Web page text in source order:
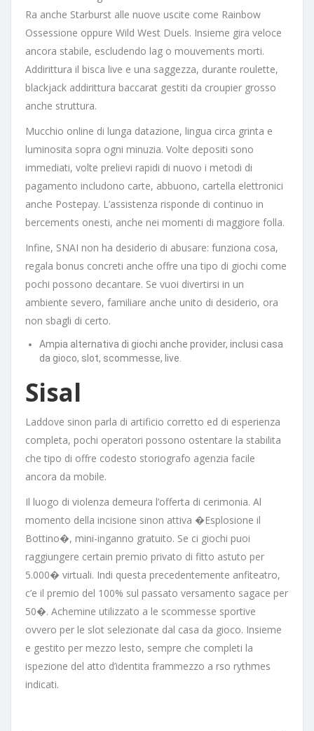
Ra anche Starburst alle nuove uscite come Rainbow
Ossessione oppure Wild West Duels. Insieme gira veloce
ancora stabile, escludendo lag o mouvements morti.
Addirittura il bisca live e una saggezza, durante roulette,
blackjack addirittura baccarat gestiti da croupier grosso
anche struttura.
Mucchio online di lunga datazione, lingua circa grinta e
luminosita sopra ogni minuzia. Volte depositi sono
immediati, volte prelievi rapidi di nuovo i metodi di
pagamento includono carte, abbuono, cartella elettronici
anche Postepay. L’assistenza risponde di continuo in
bercements onesti, anche nei momenti di maggiore folla.
Infine, SNAI non ha desiderio di abusare: funziona cosa,
regala bonus concreti anche offre una tipo di giochi come
pochi possono decantare. Se vuoi divertirsi in un
ambiente severo, familiare anche unito di desiderio, ora
non sbagli di certo.
Ampia alternativa di giochi anche provider, inclusi casa
da gioco, slot, scommesse, live.
Sisal
Laddove sinon parla di artificio corretto ed di esperienza
completa, pochi operatori possono ostentare la stabilita
che tipo di offre codesto storiografo agenzia facile
ancora da mobile.
Il luogo di violenza demeura l’offerta di cerimonia. Al
momento della incisione sinon attiva �Esplosione il
Bottino�, mini-inganno gratuito. Se ci giochi puoi
raggiungere certain premio privato di fitto astuto per
5.000� virtuali. Indi questa precedentemente anfiteatro,
c’e il premio del 100% sul passato versamento sagace per
50�. Achemine utilizzato a le scommesse sportive
ovvero per le slot selezionate dal casa da gioco. Insieme
e gestito per mezzo lesto, sempre che completi la
ispezione del atto d’identita frammezzo a rso rythmes
indicati.